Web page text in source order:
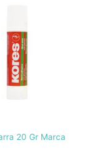
20 Gr Marca